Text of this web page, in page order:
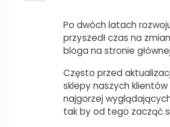
Po dwóch latach
przyszedł czas na
bloga na stronie
Często przed
sklepy naszych klientów
najgorzej
tak by od tego zacząć